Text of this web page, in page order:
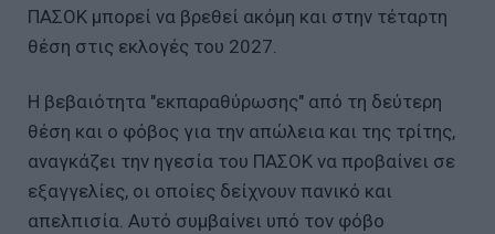
ΠΑΣΟΚ μπορεί να βρεθεί ακόμη και στην τέταρτη
θέση στις εκλογές του 2027.
Η βεβαιότητα "εκπαραθύρωσης" από τη δεύτερη
θέση και ο φόβος για την απώλεια και της τρίτης,
αναγκάζει την ηγεσία του ΠΑΣΟΚ να προβαίνει σε
εξαγγελίες, οι οποίες δείχνουν πανικό και
απελπισία. Αυτό συμβαίνει υπό τον φόβο